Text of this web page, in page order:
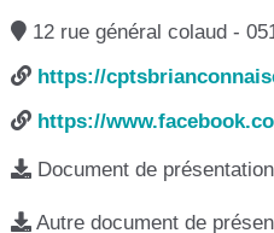
12 rue général colaud -
https://
https://
Document de présentation
Autre document de